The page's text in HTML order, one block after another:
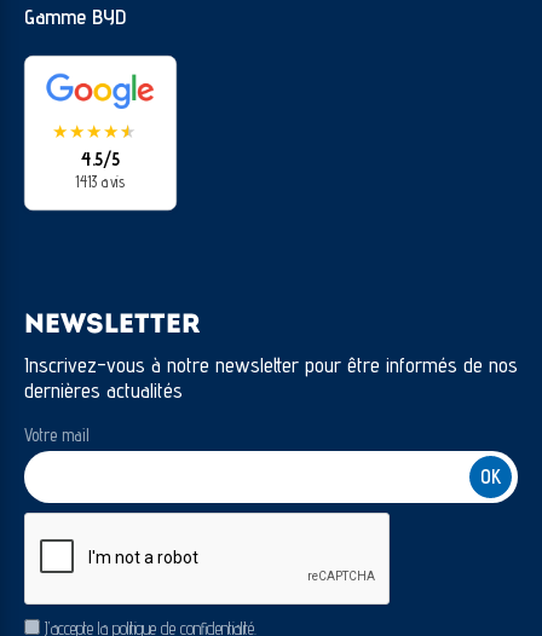
Gamme BYD
★★★★★
★
4.5/5
1413 avis
NEWSLETTER
Inscrivez-vous à notre newsletter pour être informés de nos
dernières actualités
Votre mail
RGPDJ’accepte la politique de confidentialité.